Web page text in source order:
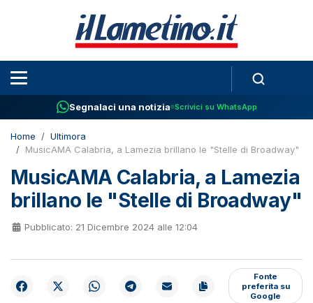
Segnalaci una notizia Scrivici su WhatsApp
Home
Ultimora
MusicAMA Calabria, a Lamezia brillano le "Stelle di Broadway"
MusicAMA Calabria, a Lamezia
brillano le "Stelle di Broadway"
Pubblicato: 21 Dicembre 2024 alle 12:04
Fonte
preferita su
Google